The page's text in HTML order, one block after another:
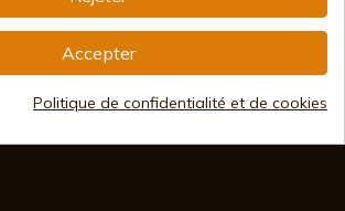
Expédition internationale
Accepter
Politique de confidentialité et de cookies